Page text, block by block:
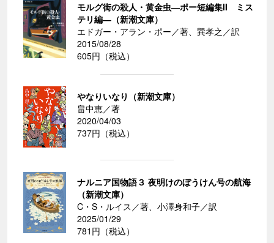
モルグ街の殺人・黄金虫―ポー短編集II ミス
テリ編―（新潮文庫）
エドガー・アラン・ポー／著、巽孝之／訳
2015/08/28
605円（税込）
やなりいなり（新潮文庫）
畠中恵／著
2020/04/03
737円（税込）
ナルニア国物語３ 夜明けのぼうけん号の航海
（新潮文庫）
C・S・ルイス／著、小澤身和子／訳
2025/01/29
781円（税込）